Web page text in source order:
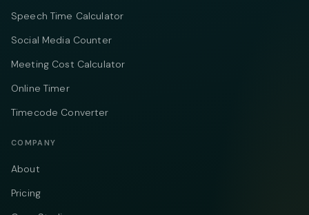
Speech Time Calculator
Social Media Counter
Meeting Cost Calculator
Online Timer
Timecode Converter
COMPANY
About
Pricing